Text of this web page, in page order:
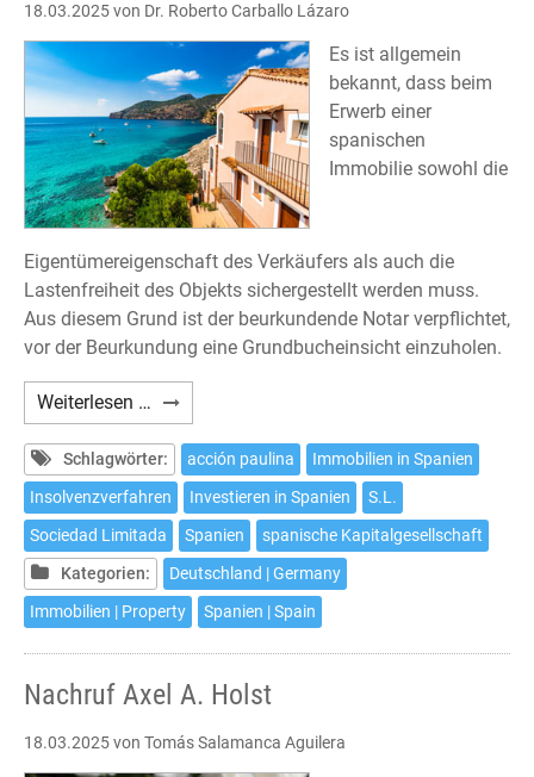
18.03.2025von Dr. Roberto Carballo Lázaro
Es ist allgemein
bekannt, dass beim
Erwerb einer
spanischen
Immobilie sowohl die
Eigentümereigenschaft des Verkäufers als auch die
Lastenfreiheit des Objekts sichergestellt werden muss.
Aus diesem Grund ist der beurkundende Notar verpflichtet,
vor der Beurkundung eine Grundbucheinsicht einzuholen.
Weiterlesen … Erwerb
einer
Immobilie
von
einer
spanischen
Kapitalgesellschaft
Schlagwörter: acción paulina
Immobilien in Spanien
Insolvenzverfahren
Investieren in Spanien
S.L.
Sociedad Limitada
Spanien
spanische Kapitalgesellschaft
Kategorien:
Deutschland | Germany
Immobilien | Property
Spanien | Spain
Nachruf Axel A. Holst
18.03.2025von Tomás Salamanca Aguilera